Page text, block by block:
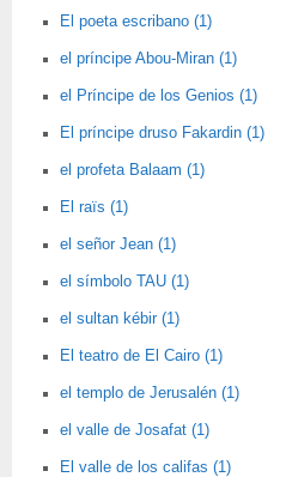
El poeta escribano (1)
el príncipe Abou-Miran (1)
el Príncipe de los Genios (1)
El príncipe druso Fakardin (1)
el profeta Balaam (1)
El raïs (1)
el señor Jean (1)
el símbolo TAU (1)
el sultan kébir (1)
El teatro de El Cairo (1)
el templo de Jerusalén (1)
el valle de Josafat (1)
El valle de los califas (1)